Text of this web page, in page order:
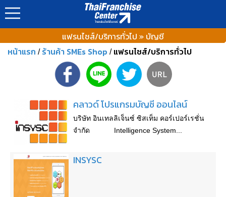
แฟรนไชส์/บริการทั่วไป » บัญชี
หน้าแรก / ร้านค้า SMEs Shop / แฟรนไชส์/บริการทั่วไป
คลาวด์ โปรแกรมบัญชี ออนไลน์
บริษัท อินเทลลิเจ็นซ์ ซิสเท็ม คอร์เปอร์เรชั่น
จำกัด Intelligence System...
INSYSC